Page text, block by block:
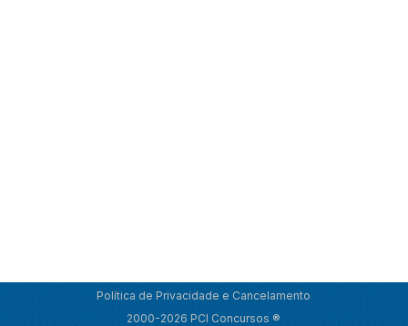
Política de Privacidade e Cancelamento
2000-2026 PCI Concursos ®